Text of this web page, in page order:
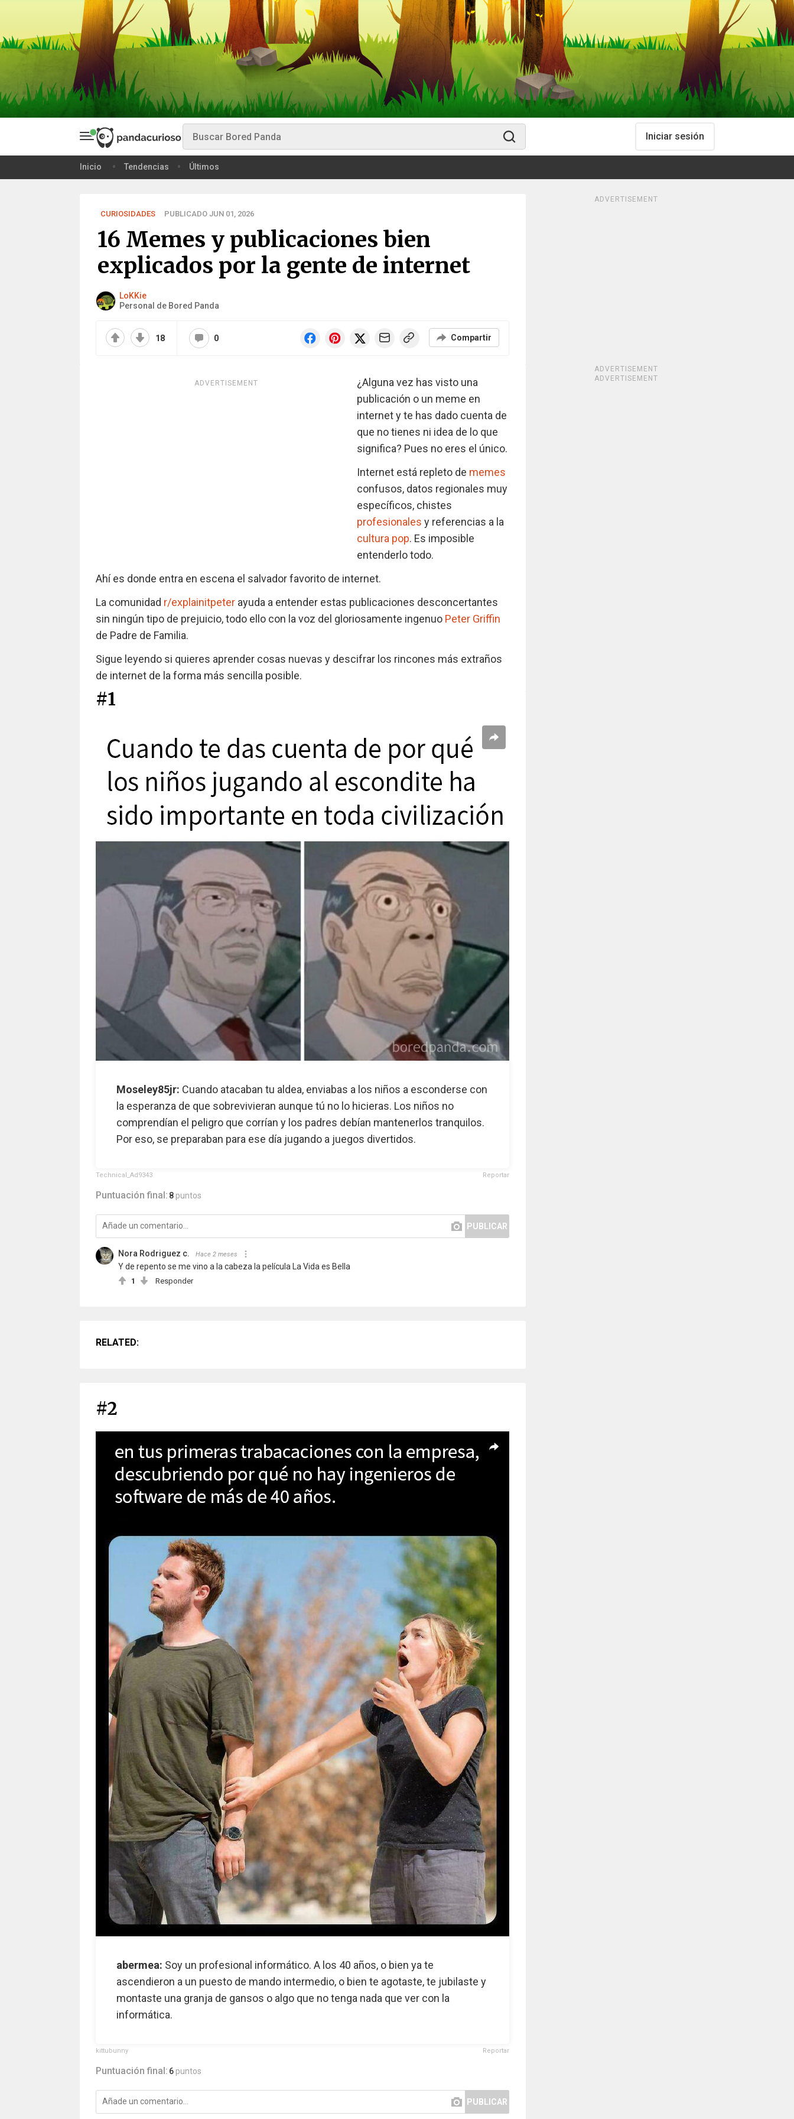
Iniciar sesión
Inicio Tendencias Últimos
CURIOSIDADES PUBLICADO JUN 01, 2026
16 Memes y publicaciones bien
explicados por la gente de internet
LoKKie
Personal de Bored Panda
18 0 Compartir
ADVERTISEMENT
¿Alguna vez has visto una
publicación o un meme en
internet y te has dado cuenta de
que no tienes ni idea de lo que
significa? Pues no eres el único.
Internet está repleto de memes
confusos, datos regionales muy
específicos, chistes
profesionales y referencias a la
cultura pop. Es imposible
entenderlo todo.
Ahí es donde entra en escena el salvador favorito de internet.
La comunidad r/explainitpeterayuda a entender estas publicaciones desconcertantes
sin ningún tipo de prejuicio, todo ello con la voz del gloriosamente ingenuo Peter Griffin
de Padre de Familia.
Sigue leyendo si quieres aprender cosas nuevas y descifrar los rincones más extraños
de internet de la forma más sencilla posible.
#1
Moseley85jr: Cuando atacaban tu aldea, enviabas a los niños a esconderse con
la esperanza de que sobrevivieran aunque tú no lo hicieras. Los niños no
comprendían el peligro que corrían y los padres debían mantenerlos tranquilos.
Por eso, se preparaban para ese día jugando a juegos divertidos.
Technical_Ad9343 Reportar
Puntuación final: 8 puntos
PUBLICAR
Nora Rodriguez c. Hace 2 meses
Y de repento se me vino a la cabeza la película La Vida es Bella
1 Responder
RELATED:
#2
abermea: Soy un profesional informático. A los 40 años, o bien ya te
ascendieron a un puesto de mando intermedio, o bien te agotaste, te jubilaste y
montaste una granja de gansos o algo que no tenga nada que ver con la
informática.
kittubunny Reportar
Puntuación final: 6 puntos
PUBLICAR
ADVERTISEMENT
ADVERTISEMENT
ADVERTISEMENT